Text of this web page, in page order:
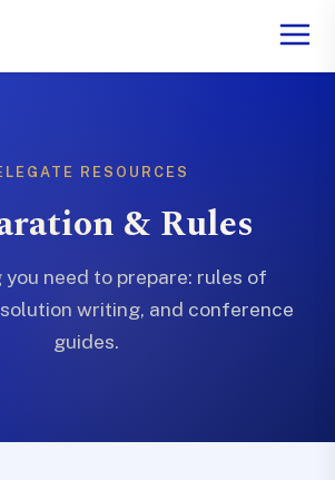
RESOURCES
& Rules
you need to prepare: rules of
writing, and conference
guides.